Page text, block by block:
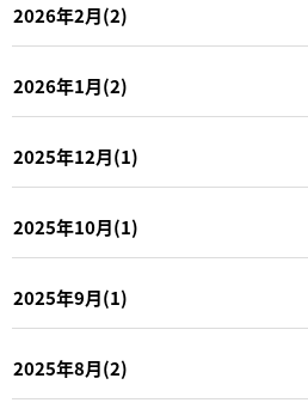
2026年2月(2)
2026年1月(2)
2025年12月(1)
2025年10月(1)
2025年9月(1)
2025年8月(2)